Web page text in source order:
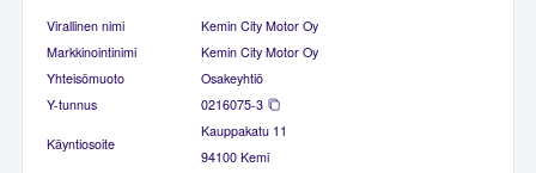
Virallinen nimi
Kemin City Motor Oy
Markkinointinimi
Kemin City Motor Oy
Yhteisömuoto
Osakeyhtiö
Y-tunnus
0216075-3
Käyntiosoite
Kauppakatu 11
94100 Kemi